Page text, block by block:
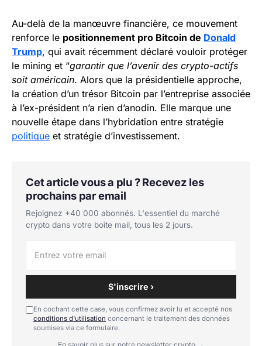
Au-delà de la manœuvre financière, ce mouvement
renforce le positionnement pro Bitcoin de Donald
Trump, qui avait récemment déclaré vouloir protéger
le mining et “garantir que l’avenir des crypto-actifs
soit américain. Alors que la présidentielle approche,
la création d’un trésor Bitcoin par l’entreprise associée
à l’ex-président n’a rien d’anodin. Elle marque une
nouvelle étape dans l’hybridation entre stratégie
politique et stratégie d’investissement.
Cet article vous a plu ? Recevez les
prochains par email
Rejoignez +40 000 abonnés. L'essentiel du marché
crypto dans votre boîte mail, tous les 2 jours.
S'inscrire ›
En cochant cette case, vous confirmez avoir lu et accepté nos
conditions d'utilisation concernant le traitement des données
soumises via ce formulaire.